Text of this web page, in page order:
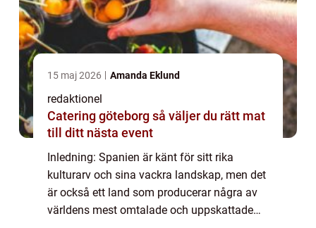
15 maj 2026 Amanda Eklund
redaktionel
Catering göteborg så väljer du rätt mat
till ditt nästa event
Inledning: Spanien är känt för sitt rika
kulturarv och sina vackra landskap, men det
är också ett land som producerar några av
världens mest omtalade och uppskattade